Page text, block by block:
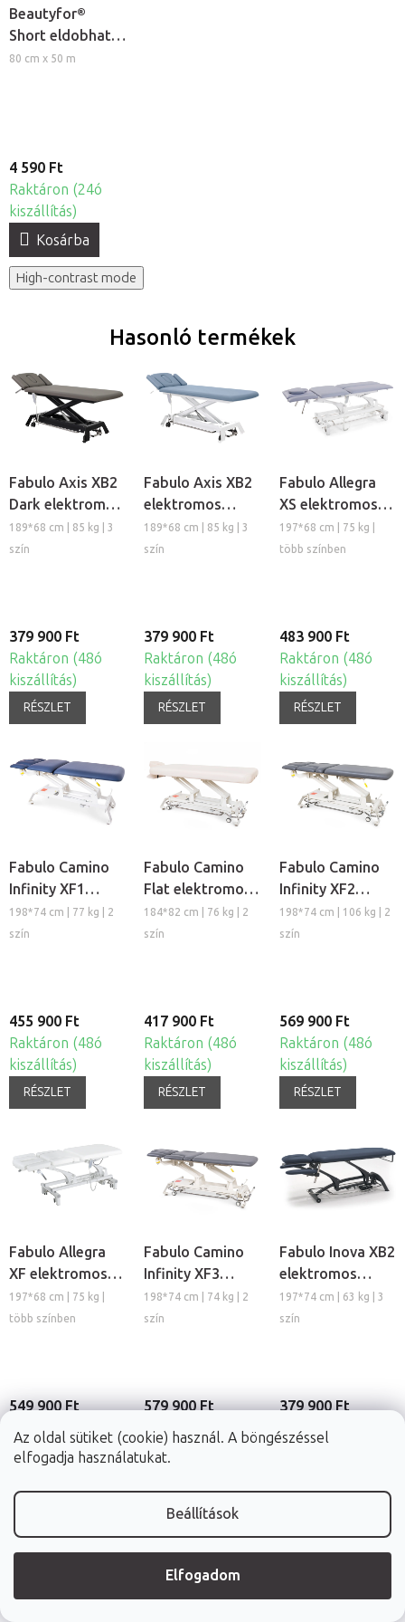
Az oldal sütiket (cookie) használ. A böngészéssel
elfogadja használatukat.
Beállítások
Elfogadom
Beautyfor®
Short eldobható
lepedő tekercs
80 cm x 50 m
4 590 Ft
Raktáron (24ó
kiszállítás)
Kosárba
High-contrast mode
Hasonló termékek
Fabulo Axis XB2
Dark elektromos
masszázságy
189*68 cm | 85 kg | 3
szín
379 900 Ft
Raktáron (48ó
kiszállítás)
RÉSZLET
Fabulo Axis XB2
elektromos
masszázságy
189*68 cm | 85 kg | 3
szín
379 900 Ft
Raktáron (48ó
kiszállítás)
RÉSZLET
Fabulo Allegra
XS elektromos
masszázságy
197*68 cm | 75 kg |
több színben
483 900 Ft
Raktáron (48ó
kiszállítás)
RÉSZLET
Fabulo Camino
Infinity XF1
elektromos
masszázságy
198*74 cm | 77 kg | 2
szín
455 900 Ft
Raktáron (48ó
kiszállítás)
RÉSZLET
Fabulo Camino
Flat elektromos
masszázságy
184*82 cm | 76 kg | 2
szín
417 900 Ft
Raktáron (48ó
kiszállítás)
RÉSZLET
Fabulo Camino
Infinity XF2
elektromos
masszázságy
198*74 cm | 106 kg | 2
szín
569 900 Ft
Raktáron (48ó
kiszállítás)
RÉSZLET
Fabulo Allegra
XF elektromos
masszázságy
197*68 cm | 75 kg |
több színben
549 900 Ft
Raktáron (48ó
kiszállítás)
Fabulo Camino
Infinity XF3
elektromos
masszázságy
198*74 cm | 74 kg | 2
szín
579 900 Ft
Raktáron (48ó
kiszállítás)
Fabulo Inova XB2
elektromos
masszázságy
197*74 cm | 63 kg | 3
szín
379 900 Ft
Raktáron (48ó